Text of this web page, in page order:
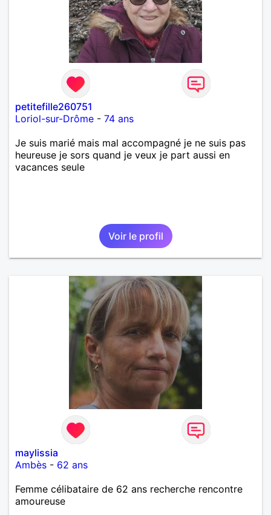
petitefille260751
Loriol-sur-Drôme - 74 ans
Je suis marié mais mal accompagné je ne suis pas
heureuse je sors quand je veux je part aussi en
vacances seule
Voir le profil
maylissia
Ambès - 62 ans
Femme célibataire de 62 ans recherche rencontre
amoureuse